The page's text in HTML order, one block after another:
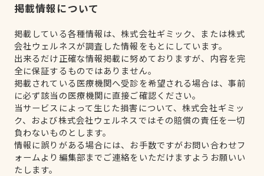
掲載情報について
掲載している各種情報は、株式会社ギミック、または株式
会社ウェルネスが調査した情報をもとにしています。
出来るだけ正確な情報掲載に努めておりますが、内容を完
全に保証するものではありません。
掲載されている医療機関へ受診を希望される場合は、事前
に必ず該当の医療機関に直接ご確認ください。
当サービスによって生じた損害について、株式会社ギミッ
ク、および株式会社ウェルネスではその賠償の責任を一切
負わないものとします。
情報に誤りがある場合には、お手数ですがお問い合わせフ
ォームより編集部までご連絡をいただけますようお願いい
たします。